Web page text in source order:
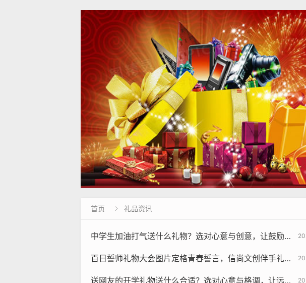
首页  礼品资讯
中学生加油打气送什么礼物？选对心意与创意，让鼓励化作成长路上最暖的陪伴
百日誓师礼物大会图片定格青春誓言，信尚文创伴手礼为冲刺加油鼓劲
送网友的开学礼物送什么合适？选对心意与格调，让远程陪伴成为新学期最温暖的仪式感